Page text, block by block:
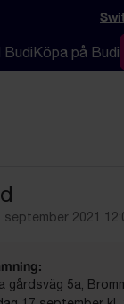
BudiKöpa på Budi
september 2021
gårdsväg 5a,